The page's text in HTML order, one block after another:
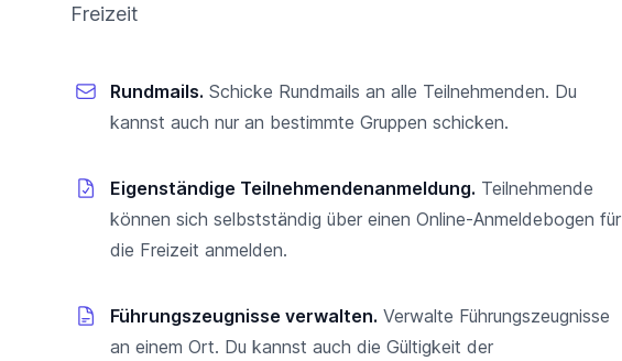
Freizeit
Rundmails. Schicke Rundmails an alle Teilnehmenden. Du
kannst auch nur an bestimmte Gruppen schicken.
Eigenständige Teilnehmendenanmeldung. Teilnehmende
können sich selbstständig über einen Online-Anmeldebogen für
die Freizeit anmelden.
Führungszeugnisse verwalten. Verwalte Führungszeugnisse
an einem Ort. Du kannst auch die Gültigkeit der